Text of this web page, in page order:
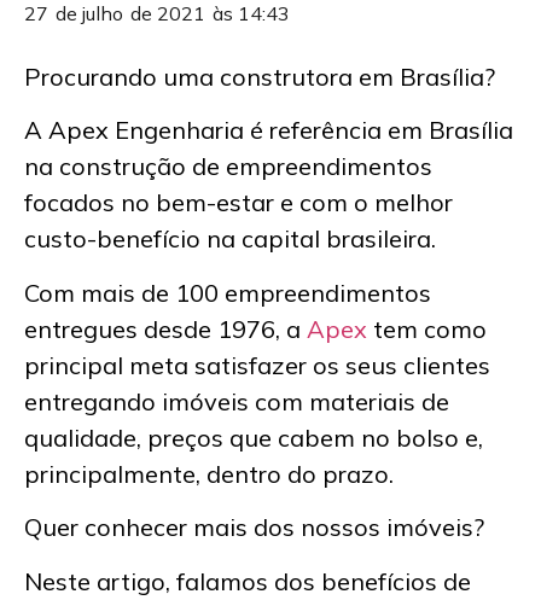
27 de julho de 2021 às 14:43
Procurando uma construtora em Brasília?
A Apex Engenharia é referência em Brasília
na construção de empreendimentos
focados no bem-estar e com o melhor
custo-benefício na capital brasileira.
Com mais de 100 empreendimentos
entregues desde 1976, a Apex tem como
principal meta satisfazer os seus clientes
entregando imóveis com materiais de
qualidade, preços que cabem no bolso e,
principalmente, dentro do prazo.
Quer conhecer mais dos nossos imóveis?
Neste artigo, falamos dos benefícios de